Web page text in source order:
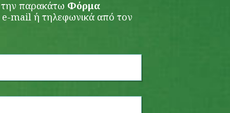
παρακάτω Φόρμα
mail ή τηλεφωνικά από τον